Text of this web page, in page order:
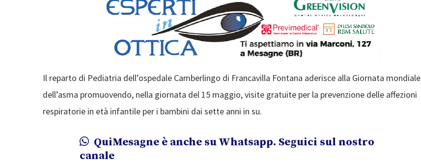
Il reparto di Pediatria dell’ospedale Camberlingo di Francavilla Fontana aderisce alla Giornata mondiale
dell’asma promuovendo, nella giornata del 15 maggio, visite gratuite per la prevenzione delle affezioni
respiratorie in età infantile per i bambini dai sette anni in su.
QuiMesagne è anche su Whatsapp. Seguici sul nostro
canale